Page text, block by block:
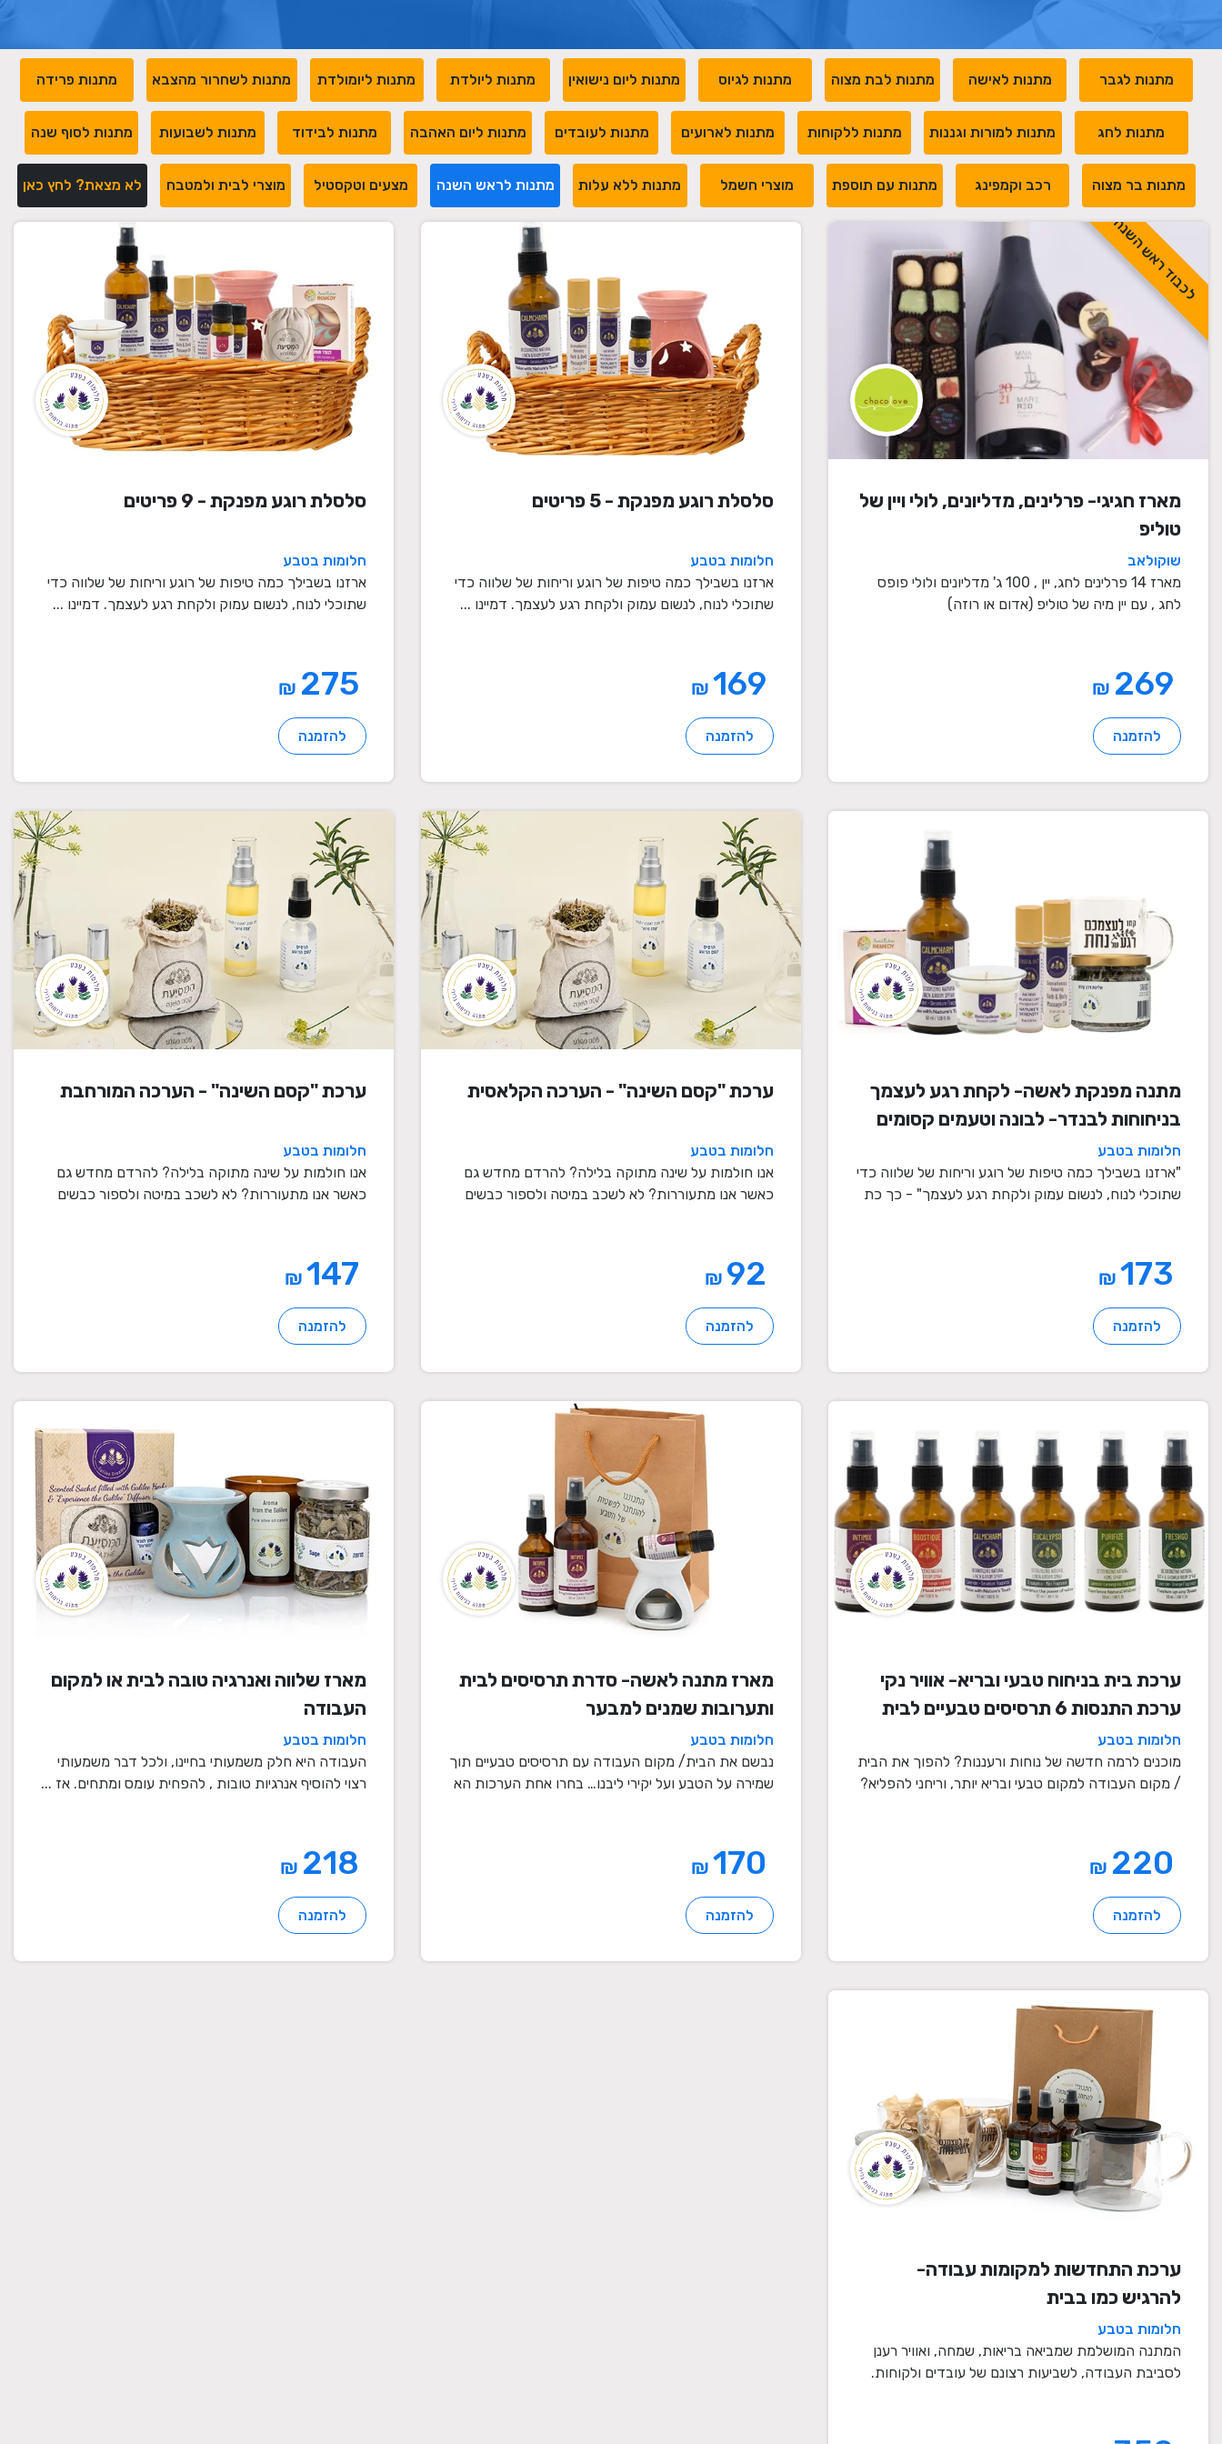
מתנות לגבר מתנות לאישה מתנות לבת מצוה מתנות לגיוס מתנות ליום נישואין מתנות ליולדת מתנות ליומולדת מתנות לשחרור מהצבא מתנות פרידה
מתנות לחג מתנות למורות וגננות מתנות ללקוחות מתנות לארועים מתנות לעובדים מתנות ליום האהבה מתנות לבידוד מתנות לשבועות מתנות לסוף שנה
מתנות בר מצוה רכב וקמפינג מתנות עם תוספת מוצרי חשמל מתנות ללא עלות מתנות לראש השנה מצעים וטקסטיל מוצרי לבית ולמטבח לא מצאת? לחץ כאן
לכבוד ראש השנה
מארז חגיגי- פרלינים, מדליונים, לולי ויין של
טוליפ
שוקולאב
מארז 14 פרלינים לחג, יין , 100 ג' מדליונים ולולי פופס
לחג , עם יין מיה של טוליפ (אדום או רוזה)
₪
להזמנה
סלסלת רוגע מפנקת - 5 פריטים
חלומות בטבע
ארזנו בשבילך כמה טיפות של רוגע וריחות של שלווה כדי
שתוכלי לנוח, לנשום עמוק ולקחת רגע לעצמך. דמיינו ...
₪
להזמנה
סלסלת רוגע מפנקת - 9 פריטים
חלומות בטבע
ארזנו בשבילך כמה טיפות של רוגע וריחות של שלווה כדי
שתוכלי לנוח, לנשום עמוק ולקחת רגע לעצמך. דמיינו ...
₪
להזמנה
מתנה מפנקת לאשה- לקחת רגע לעצמך
בניחוחות לבנדר- לבונה וטעמים קסומים
חלומות בטבע
"ארזנו בשבילך כמה טיפות של רוגע וריחות של שלווה כדי
שתוכלי לנוח, לנשום עמוק ולקחת רגע לעצמך" - כך כת
₪
להזמנה
ערכת "קסם השינה" - הערכה הקלאסית
חלומות בטבע
אנו חולמות על שינה מתוקה בלילה? להרדם מחדש גם
כאשר אנו מתעוררות? לא לשכב במיטה ולספור כבשים
₪
להזמנה
ערכת "קסם השינה" - הערכה המורחבת
חלומות בטבע
אנו חולמות על שינה מתוקה בלילה? להרדם מחדש גם
כאשר אנו מתעוררות? לא לשכב במיטה ולספור כבשים
₪
להזמנה
ערכת בית בניחוח טבעי ובריא- אוויר נקי
ערכת התנסות 6 תרסיסים טבעיים לבית
ולמקום העבודה
חלומות בטבע
מוכנים לרמה חדשה של נוחות ורעננות? להפוך את הבית
/ מקום העבודה למקום טבעי ובריא יותר, וריחני להפליא?
₪
להזמנה
מארז מתנה לאשה- סדרת תרסיסים לבית
ותערובות שמנים למבער
חלומות בטבע
נבשם את הבית/ מקום העבודה עם תרסיסים טבעיים תוך
שמירה על הטבע ועל יקירי ליבנו… בחרו אחת הערכות הא
₪
להזמנה
מארז שלווה ואנרגיה טובה לבית או למקום
העבודה
חלומות בטבע
העבודה היא חלק משמעותי בחיינו, ולכל דבר משמעותי
רצוי להוסיף אנרגיות טובות , להפחית עומס ומתחים. אז ...
₪
להזמנה
ערכת התחדשות למקומות עבודה-
להרגיש כמו בבית
חלומות בטבע
המתנה המושלמת שמביאה בריאות, שמחה, ואוויר רענן
לסביבת העבודה, לשביעות רצונם של עובדים ולקוחות.